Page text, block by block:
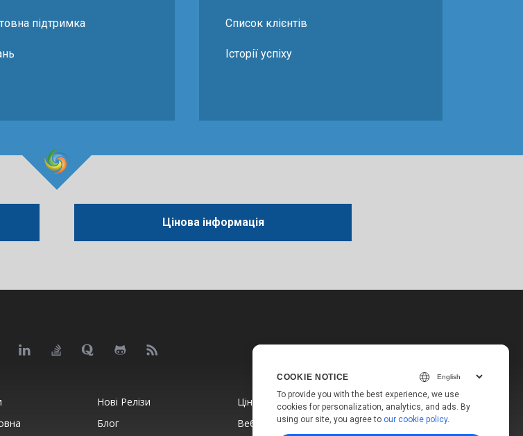
підтримка Список клієнтів
Історії успіху
Цінова інформація
Нові Релізи
Ціни
Блог Вебсайти
COOKIE NOTICE
To provide you with the best experience, we use
cookies for personalization, analytics, and ads. By
using our site, you agree to our cookie policy.